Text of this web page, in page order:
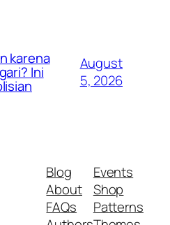
karena
Ini
August
5, 2026
Blog
About
FAQs
Events
Shop
Patterns